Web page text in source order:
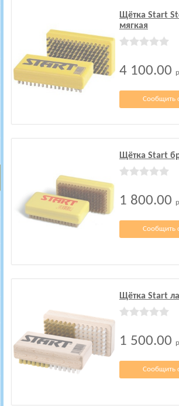
Щётка Start
мягкая
4 100.00
Сообщить
Щётка Start
1 800.00
Сообщить
Щётка Start
1 500.00
Сообщить